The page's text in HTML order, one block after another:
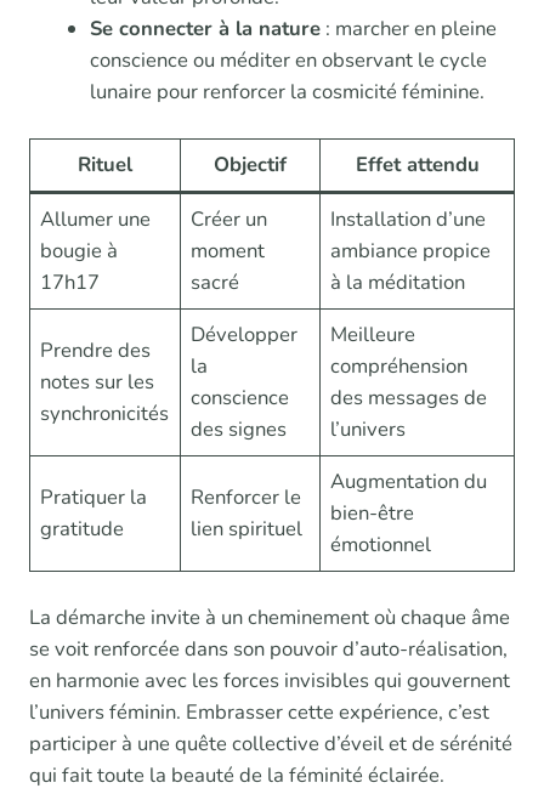
Se connecter à la nature: marcher en pleine
conscience ou méditer en observant le cycle
lunaire pour renforcer la cosmicité féminine.
Rituel Objectif
Effet attendu
Allumer une
bougie à
17h17
Créer un
moment
sacré
Installation d’une
ambiance propice
à la méditation
Prendre des
notes sur les
synchronicités
Développer
la
conscience
des signes
Meilleure
compréhension
des messages de
l’univers
Pratiquer la
gratitude
Renforcer le
lien spirituel
Augmentation du
bien-être
émotionnel
La démarche invite à un cheminement où chaque âme
se voit renforcée dans son pouvoir d’auto-réalisation,
en harmonie avec les forces invisibles qui gouvernent
l’univers féminin. Embrasser cette expérience, c’est
participer à une quête collective d’éveil et de sérénité
qui fait toute la beauté de la féminité éclairée.